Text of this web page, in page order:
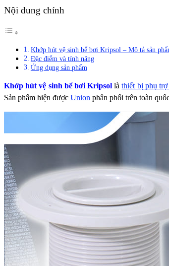
Nội dung chính
Khớp hút vệ sinh bể bơi Kripsol – Mô tả sản
Đặc điểm và tính năng
Ứng dụng sản phẩm
Khớp hút vệ sinh bể bơi Kripsol làthiết bị phụ trợ
Sản phẩm hiện được Union phân phối trên toàn